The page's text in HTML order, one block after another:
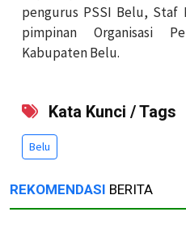
pengurus PSSI Belu, Staf
pimpinan Organisasi
Kabupaten Belu.
Kata Kunci / Tags
Belu
REKOMENDASI BERITA